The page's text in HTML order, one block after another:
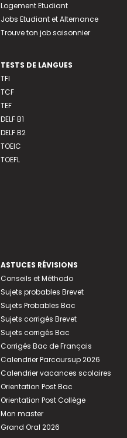
Logement Etudiant
Jobs Etudiant et Alternance
Trouve ton job saisonnier
TESTS DE LANGUES
TFI
TCF
TEF
DELF B1
DELF B2
TOEIC
TOEFL
ASTUCES RÉVISIONS
Conseils et Méthodo
Sujets probables Brevet
Sujets Probables Bac
Sujets corrigés Brevet
Sujets corrigés Bac
Corrigés Bac de Français
Calendrier Parcoursup 2026
Calendrier vacances scolaires
Orientation Post Bac
Orientation Post Collège
Mon master
Grand Oral 2026